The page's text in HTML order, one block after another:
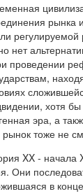
рынка
нет
проведении
хотя
эра, а
тоже не
XX - начала
Они
в